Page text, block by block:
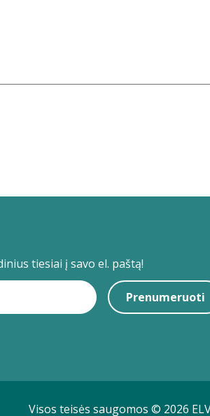
tiesiai į savo el. paštą!
Prenumeruoti
Visos teisės saugomos © 2026